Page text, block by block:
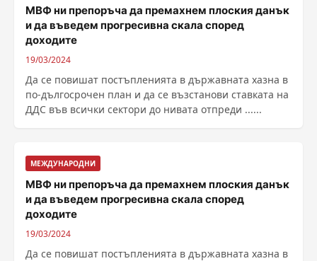
МВФ ни препоръча да премахнем плоския данък
и да въведем прогресивна скала според
доходите
19/03/2024
Да се повишат постъпленията в държавната хазна в
по-дългосрочен план и да се възстанови ставката на
ДДС във всички сектори до нивата отпреди ......
МЕЖДУНАРОДНИ
МВФ ни препоръча да премахнем плоския данък
и да въведем прогресивна скала според
доходите
19/03/2024
Да се повишат постъпленията в държавната хазна в